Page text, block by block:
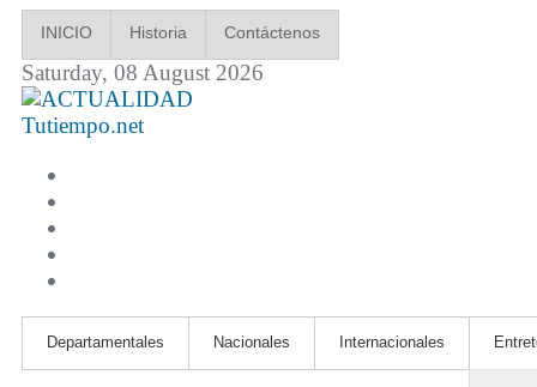
INICIO Historia Contáctenos
Saturday, 08 August 2026
Tutiempo.net
Departamentales Nacionales Internacionales